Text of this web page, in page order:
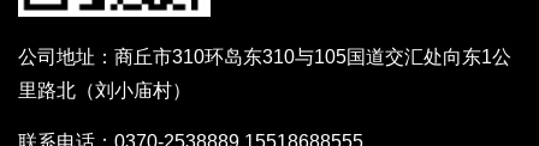
公司地址：商丘市310环岛东310与105国道交汇处向东1公
里路北（刘小庙村）
联系电话：0370-2538889 15518688555